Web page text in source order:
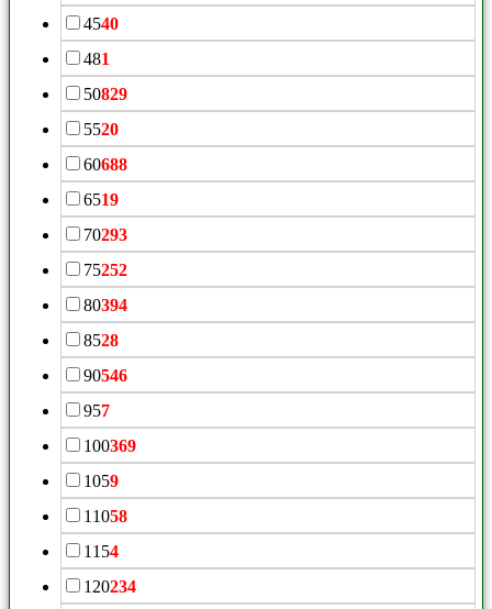
4540
481
50829
5520
60688
6519
70293
75252
80394
8528
90546
957
100369
1059
11058
1154
120234